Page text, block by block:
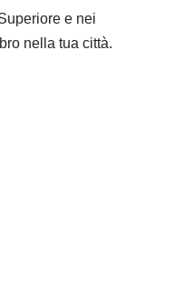
e nei
nella tua città.